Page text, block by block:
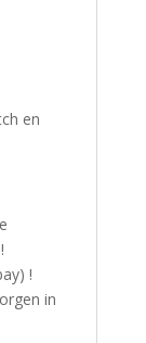
en
!
!
in